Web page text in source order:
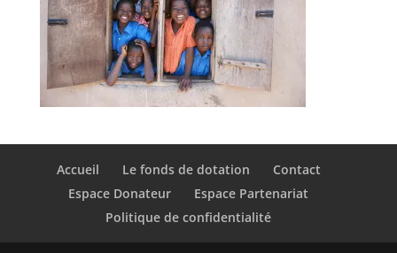
Accueil Le fonds de dotation
Contact
Espace Donateur
Espace Partenariat
Politique de confidentialité